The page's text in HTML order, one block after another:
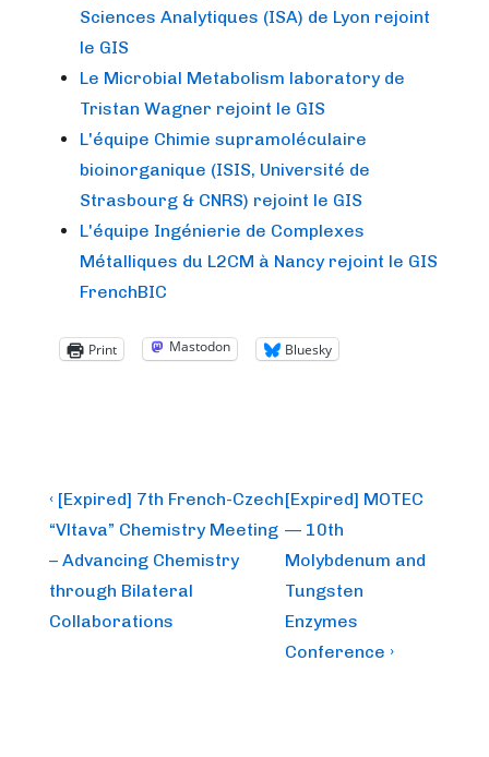
Sciences Analytiques (ISA) de Lyon rejoint
le GIS
Le Microbial Metabolism laboratory de
Tristan Wagner rejoint le GIS
L'équipe Chimie supramoléculaire
bioinorganique (ISIS, Université de
Strasbourg & CNRS) rejoint le GIS
L'équipe Ingénierie de Complexes
Métalliques du L2CM à Nancy rejoint le GIS
FrenchBIC
Print Mastodon Bluesky
Post
navigation
Previous
Post
is
‹ [Expired] 7th French-Czech
“Vltava” Chemistry Meeting
– Advancing Chemistry
through Bilateral
Collaborations
Next
Post
is
[Expired] MOTEC
— 10th
Molybdenum and
Tungsten
Enzymes
Conference ›